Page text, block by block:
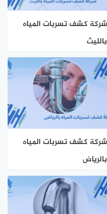
شركة كشف تسربات المياه
بالليث
شركة كشف تسربات المياه
بالرياض